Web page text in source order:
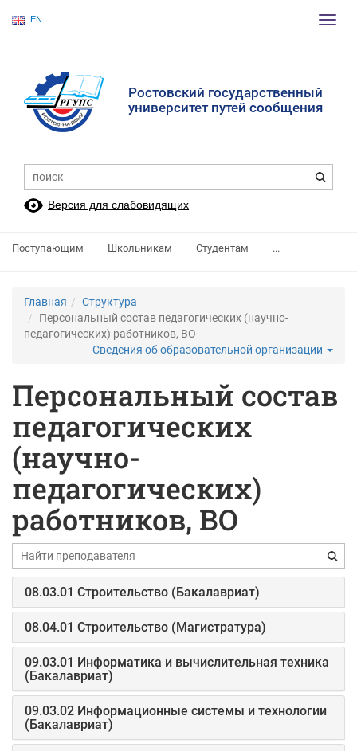
EN
Ростовский государственный
университет путей сообщения
Версия для слабовидящих
Поступающим Школьникам Студентам ...
Главная
Структура
Персональный состав педагогических (научно-
педагогических) работников, ВО
Сведения об образовательной организации
Персональный состав
педагогических
(научно-
педагогических)
работников, ВО
08.03.01 Строительство (Бакалавриат)
08.04.01 Строительство (Магистратура)
09.03.01 Информатика и вычислительная техника
(Бакалавриат)
09.03.02 Информационные системы и технологии
(Бакалавриат)